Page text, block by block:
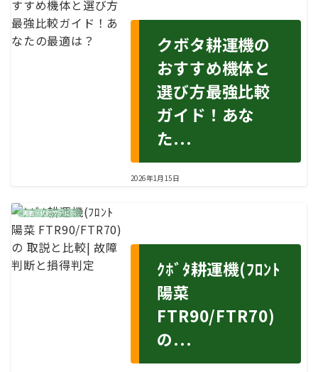
クボタ耕運機の
おすすめ機体と
選び方最強比較
ガイド！あな
た...
2026年1月15日
業者・代行サービス
ｸﾎﾞﾀ耕運機(ﾌﾛﾝﾄ
陽菜
FTR90/FTR70)
の...